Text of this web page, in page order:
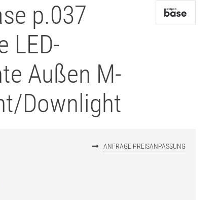
p.037
LED-
Außen M-
Downlight
ANFRAGE PREISANPASSUNG